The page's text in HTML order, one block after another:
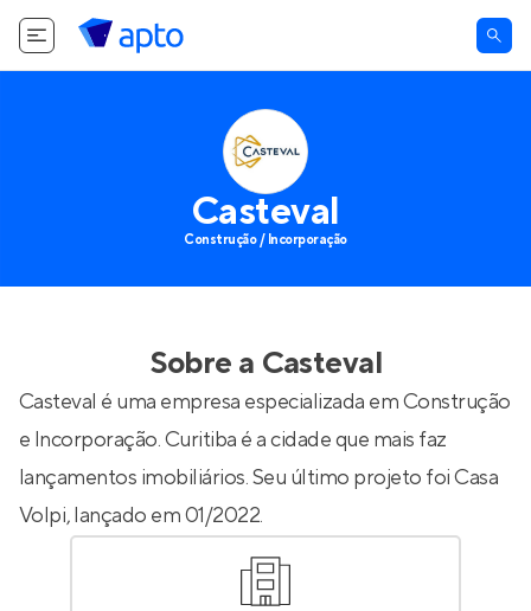
Casteval
Construção / Incorporação
Sobre a Casteval
Casteval é uma empresa especializada em Construção
e Incorporação. Curitiba é a cidade que mais faz
lançamentos imobiliários. Seu último projeto foiCasa
Volpi, lançado em 01/2022.